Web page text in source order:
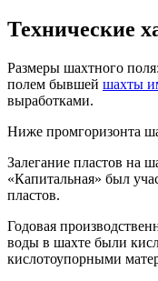
Технические
Размеры шахтного
полем бывшей шахты
выработками.
Ниже промгоризонта
Залегание пластов на
«Капитальная» был
пластов.
Годовая
воды в шахте были
кислотоупорными